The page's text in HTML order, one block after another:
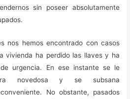
sin poseer absolutamente
nos hemos encontrado con casos
vivienda ha perdido las llaves y ha
urgencia. En ese instante se le
novedosa y se subsana
No obstante, pasados